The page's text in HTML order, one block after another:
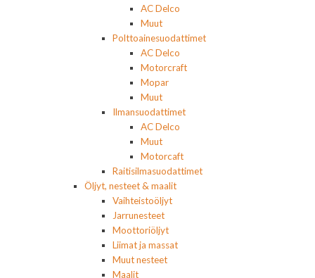
AC Delco
Muut
Polttoainesuodattimet
AC Delco
Motorcraft
Mopar
Muut
Ilmansuodattimet
AC Delco
Muut
Motorcaft
Raitisilmasuodattimet
Öljyt, nesteet & maalit
Vaihteistoöljyt
Jarrunesteet
Moottoriöljyt
Liimat ja massat
Muut nesteet
Maalit